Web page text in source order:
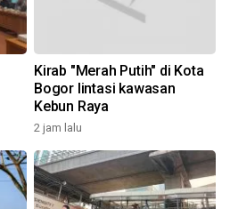
Kirab "Merah Putih" di Kota
Bogor lintasi kawasan
Kebun Raya
2 jam lalu